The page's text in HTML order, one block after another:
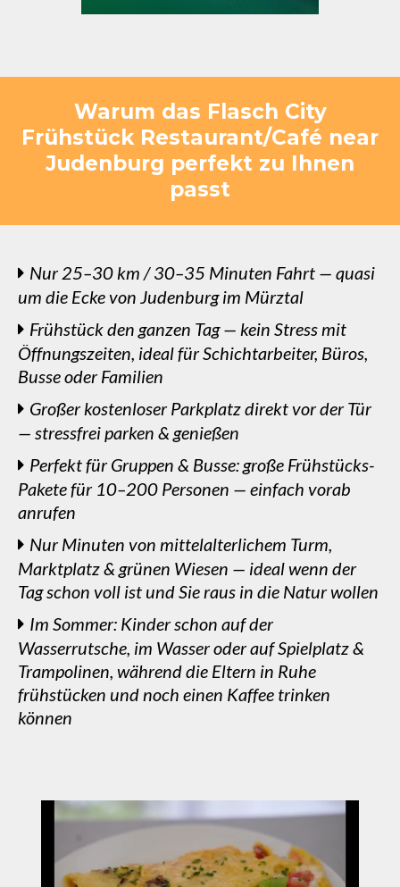
Warum das Flasch City
Frühstück Restaurant/Café near
Judenburg perfekt zu Ihnen
passt
Nur 25–30 km / 30–35 Minuten Fahrt — quasi
um die Ecke von Judenburg im Mürztal
Frühstück den ganzen Tag — kein Stress mit
Öffnungszeiten, ideal für Schichtarbeiter, Büros,
Busse oder Familien
Großer kostenloser Parkplatz direkt vor der Tür
— stressfrei parken & genießen
Perfekt für Gruppen & Busse: große Frühstücks-
Pakete für 10–200 Personen — einfach vorab
anrufen
Nur Minuten von mittelalterlichem Turm,
Marktplatz & grünen Wiesen — ideal wenn der
Tag schon voll ist und Sie raus in die Natur wollen
Im Sommer: Kinder schon auf der
Wasserrutsche, im Wasser oder auf Spielplatz &
Trampolinen, während die Eltern in Ruhe
frühstücken und noch einen Kaffee trinken
können